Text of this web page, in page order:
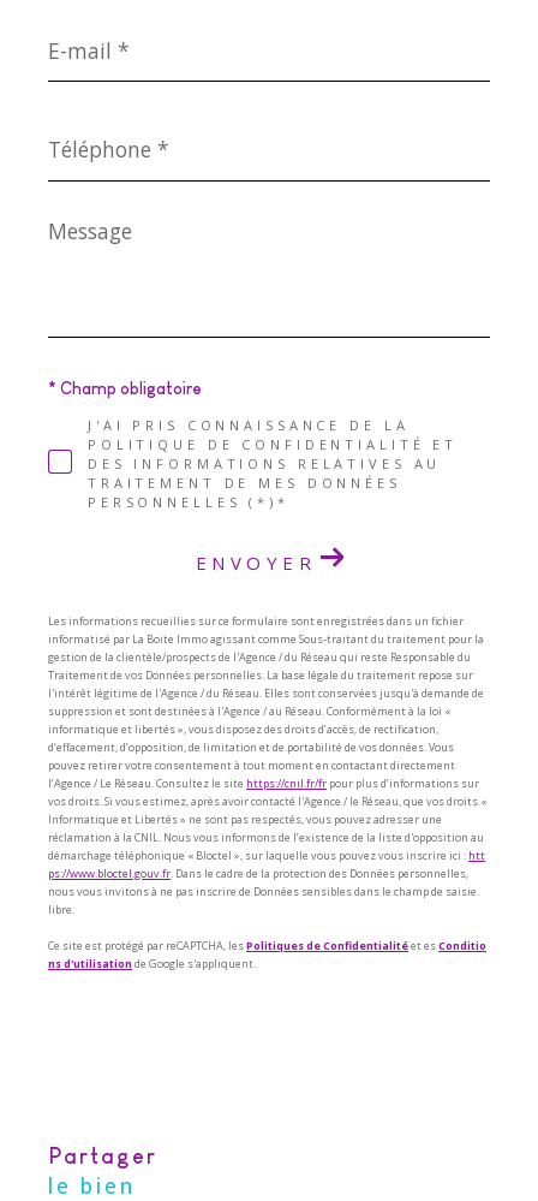
mail
*
*
Message
*
J'AI PRIS CONNAISSANCE DE LA
POLITIQUE DE CONFIDENTIALITÉ ET
DES INFORMATIONS RELATIVES AU
TRAITEMENT DE MES DONNÉES
PERSONNELLES (*)*
* Champ obligatoire
ENVOYER
Les informations recueillies sur ce formulaire sont enregistrées dans un fichier
informatisé par La Boite Immo agissant comme Sous-traitant du traitement pour la
gestion de la clientèle/prospects de l'Agence / du Réseau qui reste Responsable du
Traitement de vos Données personnelles. La base légale du traitement repose sur
l'intérêt légitime de l'Agence / du Réseau. Elles sont conservées jusqu'à demande de
suppression et sont destinées à l'Agence / au Réseau. Conformément à la loi «
informatique et libertés », vous disposez des droits d’accès, de rectification,
d’effacement, d’opposition, de limitation et de portabilité de vos données. Vous
pouvez retirer votre consentement à tout moment en contactant directement
l’Agence / Le Réseau. Consultez le site https://cnil.fr/fr pour plus d’informations sur
vos droits. Si vous estimez, après avoir contacté l'Agence / le Réseau, que vos droits «
Informatique et Libertés » ne sont pas respectés, vous pouvez adresser une
réclamation à la CNIL. Nous vous informons de l’existence de la liste d'opposition au
démarchage téléphonique « Bloctel », sur laquelle vous pouvez vous inscrire ici : htt
ps://www.bloctel.gouv.fr. Dans le cadre de la protection des Données personnelles,
nous vous invitons à ne pas inscrire de Données sensibles dans le champ de saisie
libre.
Ce site est protégé par reCAPTCHA, lesPolitiques de Confidentialitéet esConditio
ns d'utilisation de Google s'appliquent.
partager
le bien